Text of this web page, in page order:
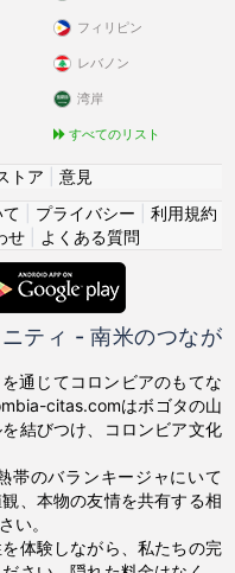
フィリピン
レバノン
湾岸
すべてのリスト
トア
意見
プライバシー
利用規約
せ| よくある質問
ティ - 南米のつなが
通じてコロンビアのもてな
citas.comはボゴタの山
結びつけ、コロンビア文化
帯のバランキージャにいて
、本物の友情を共有する相
い。
体験しながら、私たちの完